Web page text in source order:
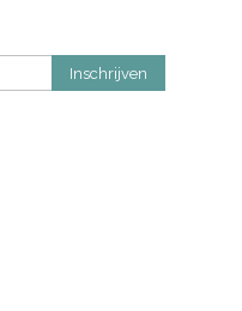
Inschrijven